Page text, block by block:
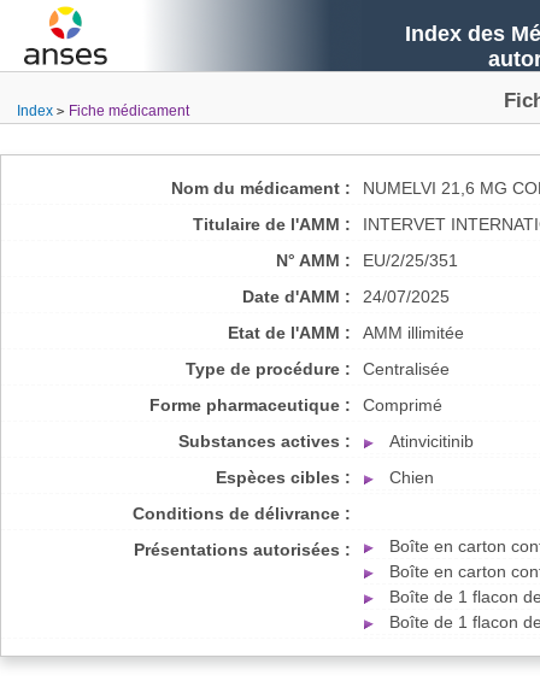
Index des
Index Fiche médicament
Nom du médicament :
NUMELVI 21,6 MG
Titulaire de l'AMM :
INTERVET
N° AMM :
EU/2/25/351
Date d'AMM :
24/07/2025
Etat de l'AMM :
AMM illimitée
Type de procédure :
Centralisée
Forme pharmaceutique :
Comprimé
Substances actives :
Atinvicitinib
Espèces cibles :
Chien
Conditions de délivrance :
Présentations autorisées :
Boîte en carton
Boîte en carton
Boîte de 1 flacon
Boîte de 1 flacon